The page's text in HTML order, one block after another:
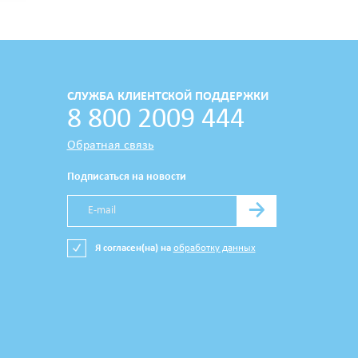
СЛУЖБА КЛИЕНТСКОЙ ПОДДЕРЖКИ
8 800 2009 444
Обратная связь
Подписаться на новости
→
Я согласен(на) на обработку данных